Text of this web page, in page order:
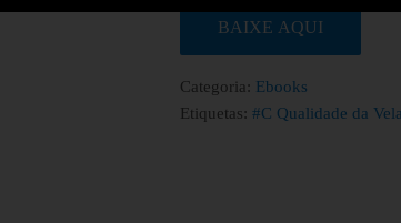
BAIXE AQUI
Categoria: Ebooks
Etiquetas:#C Qualidade da Vela